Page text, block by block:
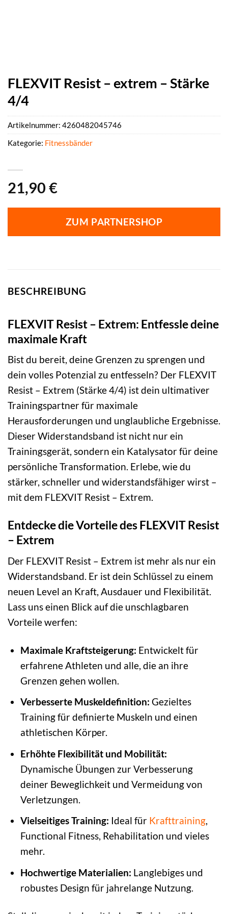
FLEXVIT Resist – extrem – Stärke
4/4
21,90 €
ZUM PARTNERSHOP
Artikelnummer: 4260482045746
Kategorie: Fitnessbänder
BESCHREIBUNG
FLEXVIT Resist – Extrem: Entfessle deine
maximale Kraft
Bist du bereit, deine Grenzen zu sprengen und
dein volles Potenzial zu entfesseln? Der FLEXVIT
Resist – Extrem (Stärke 4/4) ist dein ultimativer
Trainingspartner für maximale
Herausforderungen und unglaubliche Ergebnisse.
Dieser Widerstandsband ist nicht nur ein
Trainingsgerät, sondern ein Katalysator für deine
persönliche Transformation. Erlebe, wie du
stärker, schneller und widerstandsfähiger wirst –
mit dem FLEXVIT Resist – Extrem.
Entdecke die Vorteile des FLEXVIT Resist
– Extrem
Der FLEXVIT Resist – Extrem ist mehr als nur ein
Widerstandsband. Er ist dein Schlüssel zu einem
neuen Level an Kraft, Ausdauer und Flexibilität.
Lass uns einen Blick auf die unschlagbaren
Vorteile werfen:
Maximale Kraftsteigerung: Entwickelt für
erfahrene Athleten und alle, die an ihre
Grenzen gehen wollen.
Verbesserte Muskeldefinition: Gezieltes
Training für definierte Muskeln und einen
athletischen Körper.
Erhöhte Flexibilität und Mobilität:
Dynamische Übungen zur Verbesserung
deiner Beweglichkeit und Vermeidung von
Verletzungen.
Vielseitiges Training: Ideal für Krafttraining,
Functional Fitness, Rehabilitation und vieles
mehr.
Hochwertige Materialien: Langlebiges und
robustes Design für jahrelange Nutzung.